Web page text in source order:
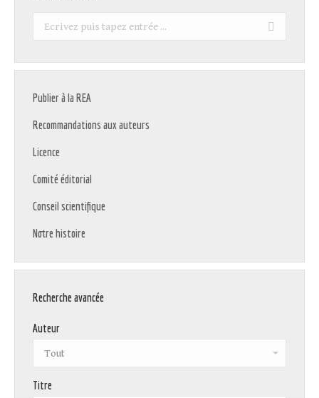
Recherche
Publier à la REA
Recommandations aux auteurs
Licence
Comité éditorial
Conseil scientifique
Notre histoire
Recherche avancée
Auteur
Titre